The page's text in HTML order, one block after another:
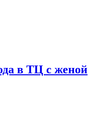
в ТЦ с женой